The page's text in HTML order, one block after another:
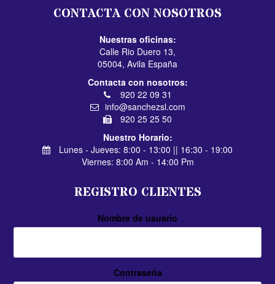
CONTACTA CON NOSOTROS
Nuestras oficinas:
Calle Rio Duero 13,
05004, Avila España
Contacta con nosotros:
920 22 09 31
info@sanchezsl.com
920 25 25 50
Nuestro Horario:
Lunes - Jueves: 8:00 - 13:00 || 16:30 - 19:00
Viernes: 8:00 Am - 14:00 Pm
REGISTRO CLIENTES
Nombre de usuario
Contraseña